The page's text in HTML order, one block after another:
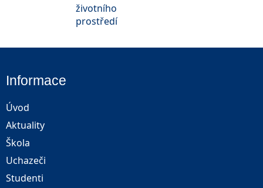
Informace
Úvod
Aktuality
Škola
Uchazeči
Studenti